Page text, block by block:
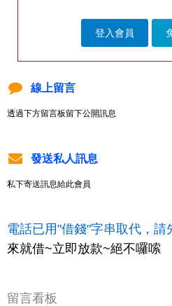
登入會員
線上留言
透過下方留言板留下公開訊息
發送私人訊息
私下寄送訊息給此會員
電話已用"借錢"字串取代，請
來就借~立即放款~絕不囉嗦
留言看板